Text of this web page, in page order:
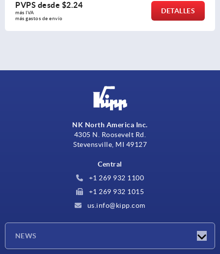
PVPS desde
más gastos de envío
NK North America Inc.
4305 N. Roosevelt Rd.
Stevensville, MI 49127
Central
+1 269 932 1100
+1 269 932 1015
us.info@kipp.com
NEWS